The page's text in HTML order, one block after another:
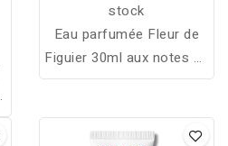
stock
Eau parfumée Fleur de
Figuier 30ml aux notes de
figue et pamplemousse,
et relaxant au quotidien.